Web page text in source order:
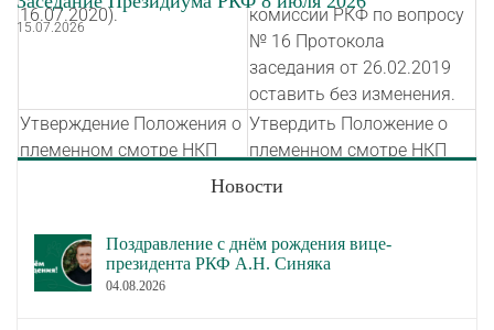
16.07.2020).
комиссии РКФ по вопросу
№ 16 Протокола
заседания от 26.02.2019
оставить без изменения.
Утверждение Положения о
племенном смотре НКП
Утвердить Положение о
племенном смотре НКП
монопородных выставках
Леонбергер и Положения о
титулах НКП Леонбергер.
монопородных выставках
Леонбергер и Положение о
15.07.2026
Новости
Поздравление с днём рождения вице-
президента РКФ А.Н. Синяка
04.08.2026